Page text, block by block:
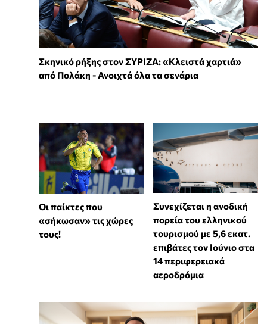
Σκηνικό ρήξης στον ΣΥΡΙΖΑ: «Κλειστά χαρτιά»
από Πολάκη - Ανοιχτά όλα τα σενάρια
Οι παίκτες που
«σήκωσαν» τις χώρες
τους!
Συνεχίζεται η ανοδική
πορεία του ελληνικού
τουρισμού με 5,6 εκατ.
επιβάτες τον Ιούνιο στα
14 περιφερειακά
αεροδρόμια